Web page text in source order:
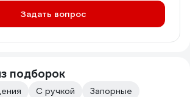
Задать вопрос
подборок
С ручкой
Запорные